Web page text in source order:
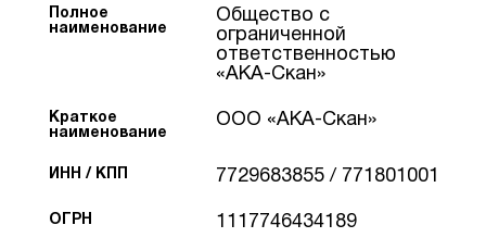
Полное
наименование
Общество с
ограниченной
ответственностью
«АКА-Скан»
Краткое
наименование
ООО «АКА-Скан»
ИНН / КПП 7729683855 / 771801001
ОГРН 1117746434189